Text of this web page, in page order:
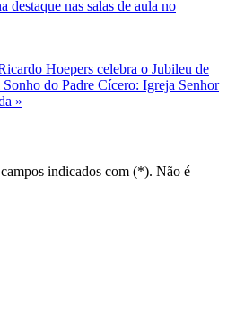
destaque nas salas de aula no
Hoepers celebra o Jubileu de
Sonho do Padre Cícero: Igreja Senhor
»
indicados com (*). Não é